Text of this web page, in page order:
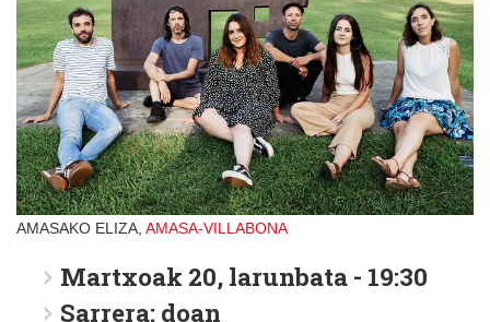
AMASAKO ELIZA, AMASA-VILLABONA
Martxoak 20, larunbata - 19:30
Sarrera: doan